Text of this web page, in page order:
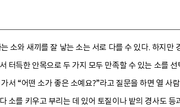
소와 새끼를 잘 낳는 소는 서로 다를 수 있다. 하지
터득한 안목으로 두 가지 모두 만족할 수 있는 소를 선
서 “어떤 소가 좋은 소예요?”라고 질문을 하면 열 사
소를 키우고 부리는 데 있어 토질이나 밭의 경사도